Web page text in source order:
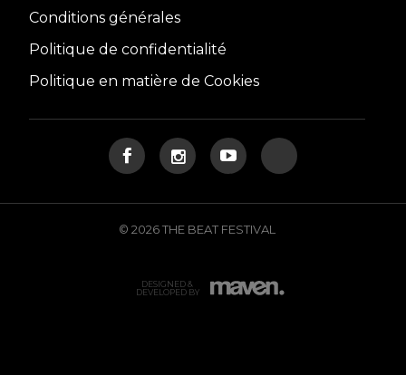
Conditions générales
Politique de confidentialité
Politique en matière de Cookies
© 2026 THE BEAT FESTIVAL
DESIGNED &
DEVELOPED BY